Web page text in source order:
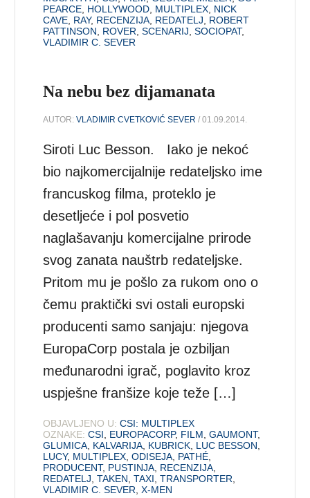
PEARCE, HOLLYWOOD, MULTIPLEX, NICK
CAVE, RAY, RECENZIJA, REDATELJ, ROBERT
PATTINSON, ROVER,SCENARIJ,SOCIOPAT,
VLADIMIR C. SEVER
Na nebu bez dijamanata
AUTOR:VLADIMIR CVETKOVIĆ SEVER / 01.09.2014.
Siroti Luc Besson. Iako je nekoć
bio najkomercijalnije redateljsko ime
francuskog filma, proteklo je
desetljeće i pol posvetio
naglašavanju komercijalne prirode
svog zanata nauštrb redateljske.
Pritom mu je pošlo za rukom ono o
čemu praktički svi ostali europski
producenti samo sanjaju: njegova
EuropaCorp postala je ozbiljan
međunarodni igrač, poglavito kroz
uspješne franšize koje teže […]
OBJAVLJENO U: CSI: MULTIPLEX
OZNAKE: CSI, EUROPACORP, FILM,GAUMONT,
GLUMICA, KALVARIJA, KUBRICK, LUC BESSON,
LUCY, MULTIPLEX,ODISEJA, PATHÉ,
PRODUCENT, PUSTINJA, RECENZIJA,
REDATELJ,TAKEN,TAXI,TRANSPORTER,
VLADIMIR C. SEVER,X-MEN